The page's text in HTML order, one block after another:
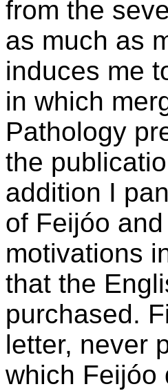
from the
as much as
induces me
in which
Pathology
the
addition I
of Feijóo
motivations
that the
purchased.
letter, never
which Feijóo